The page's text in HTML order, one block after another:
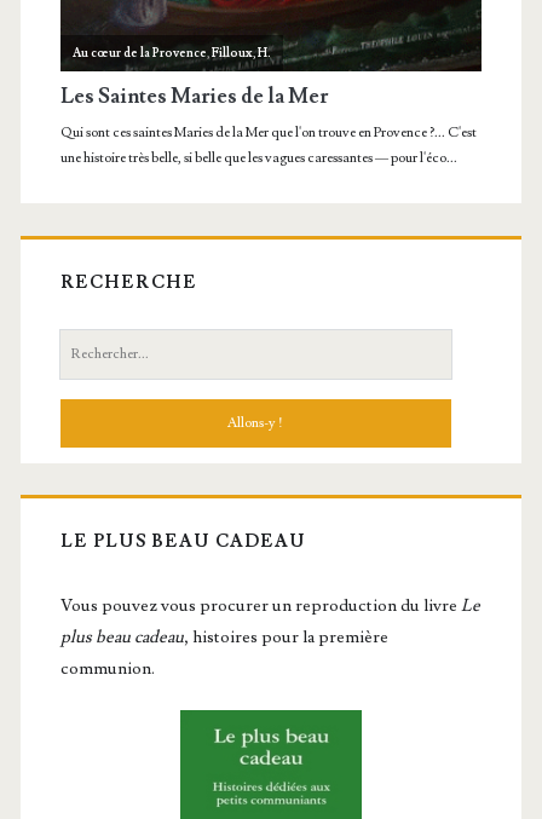
RECHERCHE
Recherche:
LE PLUS BEAU CADEAU
Vous pou­vez vous pro­cu­rer un repro­duc­tion du livre Le
plus beau cadeau, histoires pour la première
communion.